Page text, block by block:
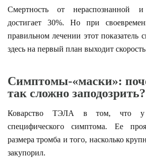
Смертность от нераспознанной
достигает 30%. Но при
правильном лечении этот показатель
здесь на первый план выходит
Симптомы-«маски»:
так сложно заподозрить?
Коварство ТЭЛА в том, что у
специфического симптома. Ее
размера тромба и того, насколько
закупорил.